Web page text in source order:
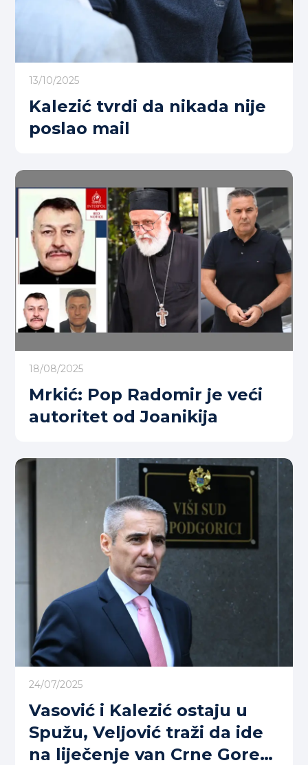
13/10/2025
Kalezić tvrdi da nikada nije
poslao mail
18/08/2025
Mrkić: Pop Radomir je veći
autoritet od Joanikija
24/07/2025
Vasović i Kalezić ostaju u
Spužu, Veljović traži da ide
na liječenje van Crne Gore